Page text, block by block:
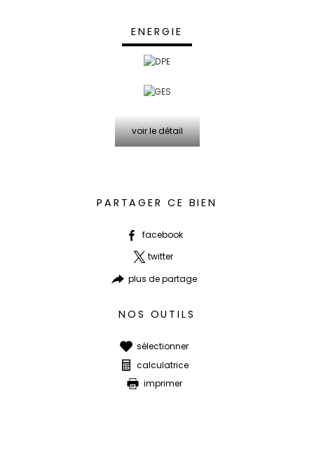
ENERGIE
voir le détail
PARTAGER CE BIEN
facebook
twitter
plus de partage
NOS OUTILS
sélectionner
calculatrice
imprimer